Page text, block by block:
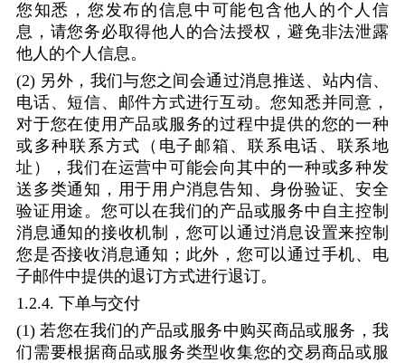
您知悉，您发布的信息中可能包含他人的个人信
息，请您务必取得他人的合法授权，避免非法泄露
他人的个人信息。
(2) 另外，我们与您之间会通过消息推送、站内信、
电话、短信、邮件方式进行互动。您知悉并同意，
对于您在使用产品或服务的过程中提供的您的一种
或多种联系方式（电子邮箱、联系电话、联系地
址），我们在运营中可能会向其中的一种或多种发
送多类通知，用于用户消息告知、身份验证、安全
验证用途。您可以在我们的产品或服务中自主控制
消息通知的接收机制，您可以通过消息设置来控制
您是否接收消息通知；此外，您可以通过手机、电
子邮件中提供的退订方式进行退订。
1.2.4. 下单与交付
(1)若您在我们的产品或服务中购买商品或服务，我
们需要根据商品或服务类型收集您的交易商品或服